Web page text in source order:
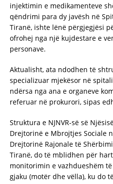
injektimin e medikamenteve
qëndrimi para dy javësh në
Tiranë, ishte lënë përgjegjësi
ofrohej nga një kujdestare e
personave.
Aktualisht, ata ndodhen të
specializuar mjekësor në
ndërsa nga ana e organeve
referuar në prokurori, sipas
Struktura e NJNVR-së së
Drejtorinë e Mbrojtjes Sociale
Drejtorinë Rajonale të
Tiranë, do të mblidhen për
monitorimin e vazhdueshëm
gjaku (motër dhe vëlla), ku do